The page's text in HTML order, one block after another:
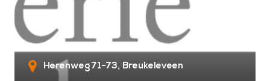
Herenweg 71-73 Breukeleveen